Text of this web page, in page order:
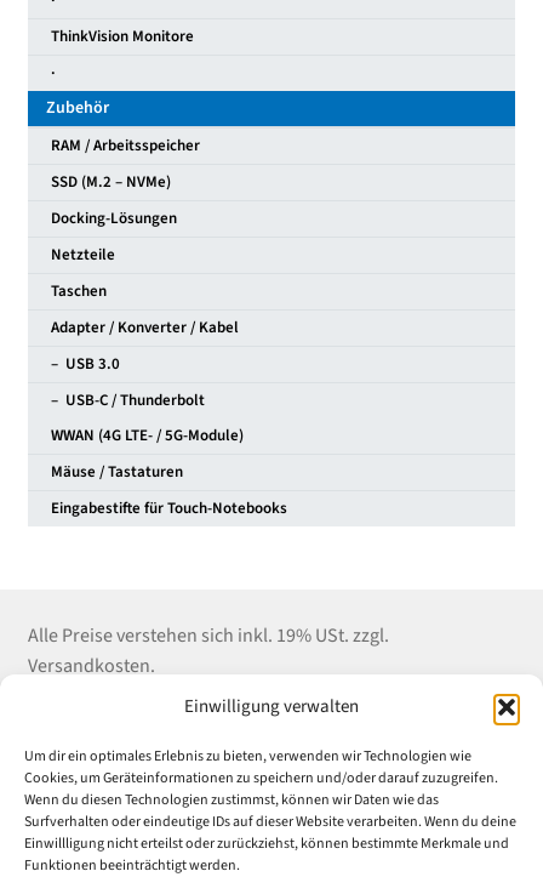
Einwilligung verwalten
Um dir ein optimales Erlebnis zu bieten, verwenden wir Technologien wie
Cookies, um Geräteinformationen zu speichern und/oder darauf zuzugreifen.
Wenn du diesen Technologien zustimmst, können wir Daten wie das
Surfverhalten oder eindeutige IDs auf dieser Website verarbeiten. Wenn du deine
Einwillligung nicht erteilst oder zurückziehst, können bestimmte Merkmale und
Funktionen beeinträchtigt werden.
ThinkVision Monitore
·
Zubehör
RAM / Arbeitsspeicher
SSD (M.2 – NVMe)
Docking-Lösungen
Netzteile
Taschen
Adapter / Konverter / Kabel
– USB 3.0
– USB-C / Thunderbolt
WWAN (4G LTE- / 5G-Module)
Mäuse / Tastaturen
Eingabestifte für Touch-Notebooks
Alle Preise verstehen sich inkl. 19% USt. zzgl.
Versandkosten.
Winter EDV-Service
Liebigstrasse 18
52070 Aachen
Tel: (+49) 241 55 969
Shop Service
Versandkosten
Zahlungsarten
E-Mail an Uni-
Rabatt.de
Informationen
Impressum
Datenschutz
AGB